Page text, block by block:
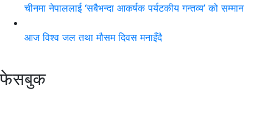
चीनमा नेपाललाई ‘सबैभन्दा आकर्षक पर्यटकीय गन्तव्य’ को सम्मान
आज विश्व जल तथा मौसम दिवस मनाइँदै
फेसबुक